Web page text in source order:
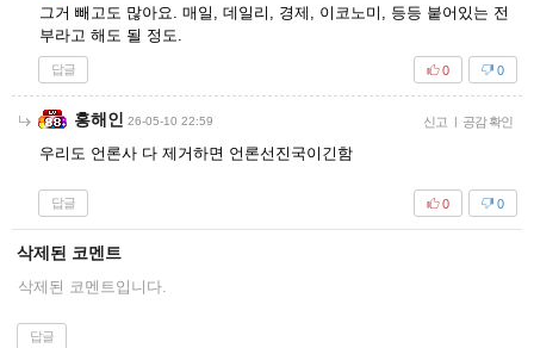
그거 빼고도 많아요. 매일, 데일리, 경제, 이코노미, 등등 붙어있는 전
부라고 해도 될 정도.
답글 0
0
홍해인 26-05-10 22:59 신고 | 공감 확인
우리도 언론사 다 제거하면 언론선진국이긴함
답글 0
0
삭제된 코멘트
삭제된 코멘트입니다.
답글